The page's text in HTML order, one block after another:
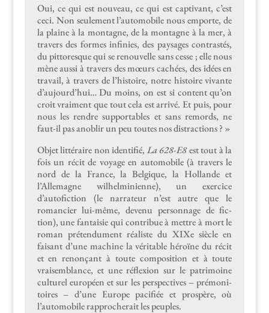
Oui, ce qui est nou­veau, ce qui est cap­ti­vant, c’est
ceci. Non seule­ment l’au­to­mo­bile nous emporte, de
la plaine à la mon­tagne, de la mon­tagne à la mer, à
tra­vers des formes infinies, des paysages con­trastés,
du pit­toresque qui se renou­velle sans cesse ; elle nous
mène aus­si à tra­vers des mœurs cachées, des idées en
tra­vail, à tra­vers de l’his­toire, notre his­toire vivante
d’au­jour­d’hui… Du moins, on est si con­tent qu’on
croit vrai­ment que tout cela est arrivé. Et puis, pour
nous les ren­dre sup­port­a­bles et sans remords, ne
faut-il pas anoblir un peu toutes nos distractions ? »
Objet lit­téraire non iden­ti­fié, La 628-E8est tout à la
fois un réc­it de voy­age en auto­mo­bile (à tra­vers le
nord de la France, la Bel­gique, la Hol­lande et
l’Allemagne wil­helmini­enne), un exer­ci­ce
d’autofiction (le nar­ra­teur n’est autre que le
romanci­er lui-même, devenu per­son­nage de fic­
tion), une fan­taisie qui con­tribue à met­tre à mort le
roman pré­ten­du­ment réal­iste du XIXe siè­cle en
faisant d’une machine la véri­ta­ble héroïne du réc­it
et en renonçant à toute com­po­si­tion et à toute
vraisem­blance, et une réflex­ion sur le pat­ri­moine
cul­turel européen et sur les per­spec­tives – pré­moni­
toires – d’une Europe paci­fiée et prospère, où
l’automobile rap­procherait les peuples.